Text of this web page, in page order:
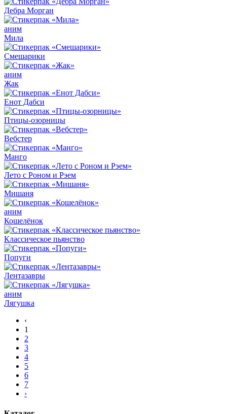
Дебра Морган
аним
Мила
Смешарики
аним
Жак
Енот Дабси
Птицы-озорницы
Вебстер
Манго
Лето с Роном и Рэем
Мишаня
аним
Кошелёнок
Классическое пьянство
Попуги
Лентазавры
аним
Лягушка
‹
1
2
3
4
5
6
7
›